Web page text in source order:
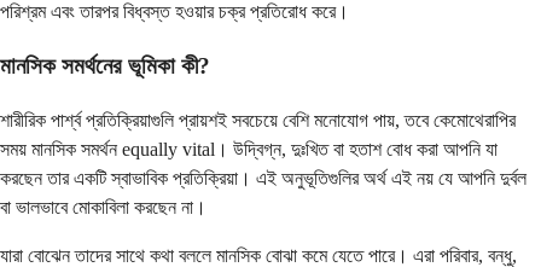
পরিশ্রম এবং তারপর বিধ্বস্ত হওয়ার চক্র প্রতিরোধ করে।
মানসিক সমর্থনের ভূমিকা কী?
শারীরিক পার্শ্ব প্রতিক্রিয়াগুলি প্রায়শই সবচেয়ে বেশি মনোযোগ পায়, তবে কেমোথেরাপির
সময় মানসিক সমর্থন equally vital। উদ্বিগ্ন, দুঃখিত বা হতাশ বোধ করা আপনি যা
করছেন তার একটি স্বাভাবিক প্রতিক্রিয়া। এই অনুভূতিগুলির অর্থ এই নয় যে আপনি দুর্বল
বা ভালভাবে মোকাবিলা করছেন না।
যারা বোঝেন তাদের সাথে কথা বললে মানসিক বোঝা কমে যেতে পারে। এরা পরিবার, বন্ধু,